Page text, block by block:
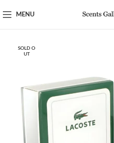
MENU
SOLD O
UT